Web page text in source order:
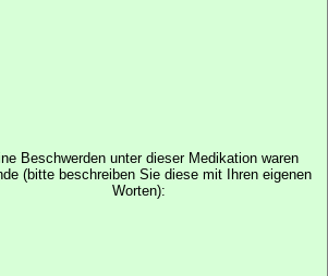
Beschwerden unter dieser Medikation waren
(bitte beschreiben Sie diese mit Ihren eigenen
Worten):